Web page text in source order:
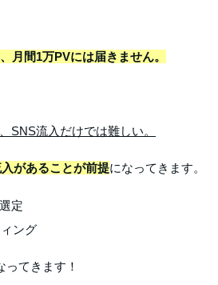
月間1万PVには届きません。
SNS流入だけでは難しい。
があることが前提になってきます。
定
ング
ってきます！